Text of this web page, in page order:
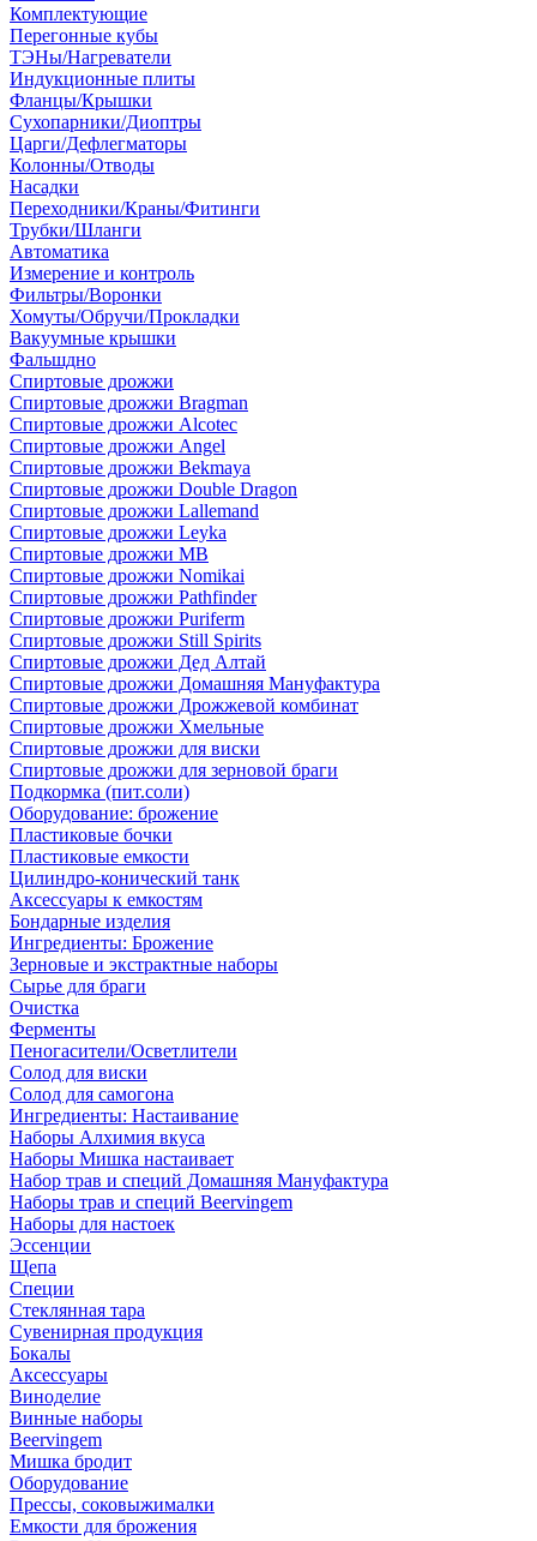
Комплектующие
Перегонные кубы
ТЭНы/Нагреватели
Индукционные плиты
Фланцы/Крышки
Сухопарники/Диоптры
Царги/Дефлегматоры
Колонны/Отводы
Насадки
Переходники/Краны/Фитинги
Трубки/Шланги
Автоматика
Измерение и контроль
Фильтры/Воронки
Хомуты/Обручи/Прокладки
Вакуумные крышки
Фальшдно
Спиртовые дрожжи
Спиртовые дрожжи Bragman
Спиртовые дрожжи Alcotec
Спиртовые дрожжи Angel
Спиртовые дрожжи Bekmaya
Спиртовые дрожжи Double Dragon
Спиртовые дрожжи Lallemand
Спиртовые дрожжи Leyka
Спиртовые дрожжи MB
Спиртовые дрожжи Nomikai
Спиртовые дрожжи Pathfinder
Спиртовые дрожжи Puriferm
Спиртовые дрожжи Still Spirits
Спиртовые дрожжи Дед Алтай
Спиртовые дрожжи Домашняя Мануфактура
Спиртовые дрожжи Дрожжевой комбинат
Спиртовые дрожжи Хмельные
Спиртовые дрожжи для виски
Спиртовые дрожжи для зерновой браги
Подкормка (пит.соли)
Оборудование: брожение
Пластиковые бочки
Пластиковые емкости
Цилиндро-конический танк
Аксессуары к емкостям
Бондарные изделия
Ингредиенты: Брожение
Зерновые и экстрактные наборы
Сырье для браги
Очистка
Ферменты
Пеногасители/Осветлители
Солод для виски
Солод для самогона
Ингредиенты: Настаивание
Наборы Алхимия вкуса
Наборы Мишка настаивает
Набор трав и специй Домашняя Мануфактура
Наборы трав и специй Beervingem
Наборы для настоек
Эссенции
Щепа
Специи
Стеклянная тара
Сувенирная продукция
Бокалы
Аксессуары
Виноделие
Винные наборы
Beervingem
Мишка бродит
Оборудование
Прессы, соковыжималки
Емкости для брожения